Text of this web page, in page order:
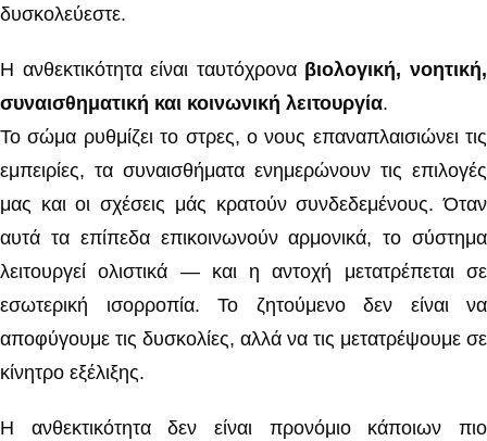
δυσκολεύεστε.
Η ανθεκτικότητα είναι ταυτόχρονα βιολογική, νοητική,
συναισθηματική και κοινωνική λειτουργία.
Το σώμα ρυθμίζει το στρες, ο νους επαναπλαισιώνει τις
εμπειρίες, τα συναισθήματα ενημερώνουν τις επιλογές
μας και οι σχέσεις μάς κρατούν συνδεδεμένους. Όταν
αυτά τα επίπεδα επικοινωνούν αρμονικά, το σύστημα
λειτουργεί ολιστικά — και η αντοχή μετατρέπεται σε
εσωτερική ισορροπία. Το ζητούμενο δεν είναι να
αποφύγουμε τις δυσκολίες, αλλά να τις μετατρέψουμε σε
κίνητρο εξέλιξης.
Η ανθεκτικότητα δεν είναι προνόμιο κάποιων πιο